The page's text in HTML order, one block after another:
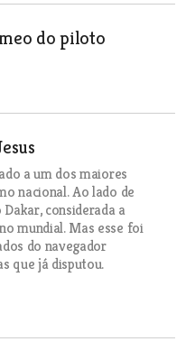
do piloto
a um dos maiores
nacional. Ao lado de
considerada a
mundial. Mas esse foi
do navegador
que já disputou.